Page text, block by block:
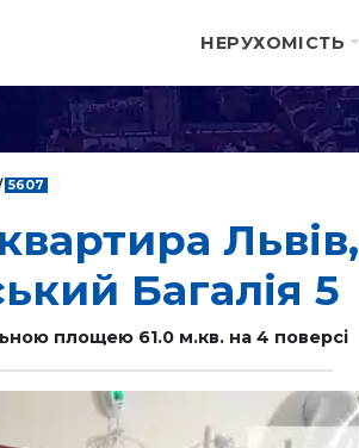
НЕРУХОМІСТЬ
5607
Львів,
Багалія 5
площею 61.0 м.кв. на 4 поверсі